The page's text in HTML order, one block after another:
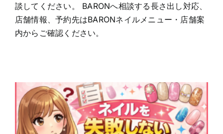
談してください。 BARONへ相談する長さ出し対応、
店舗情報、予約先はBARONネイルメニュー・店舗案
内からご確認ください。